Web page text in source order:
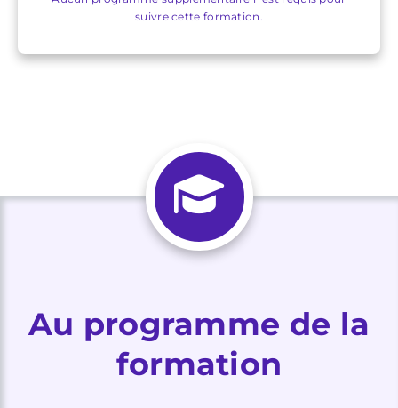
suivre cette formation.
Au programme de la
formation